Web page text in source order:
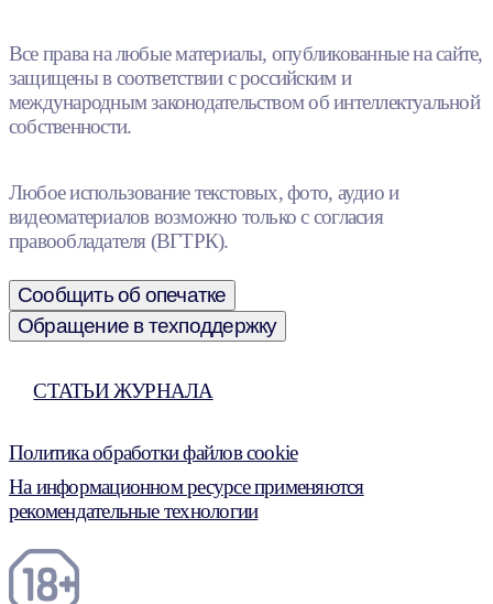
Все права на любые материалы, опубликованные на сайте,
защищены в соответствии с российским и
международным законодательством об интеллектуальной
собственности.
Любое использование текстовых, фото, аудио и
видеоматериалов возможно только с согласия
правообладателя (ВГТРК).
Сообщить об опечатке
Обращение в техподдержку
СТАТЬИ ЖУРНАЛА
Политика обработки файлов cookie
На информационном ресурсе применяются
рекомендательные технологии